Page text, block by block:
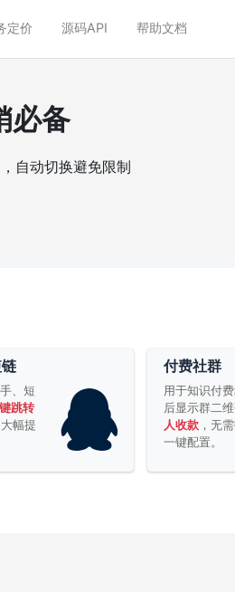
定价 源码API 帮助文档
必备
自动切换避免限制
、短
跳转
幅提
付费社群
用于知识付
后显示群二维
人收款，无需
一键配置。